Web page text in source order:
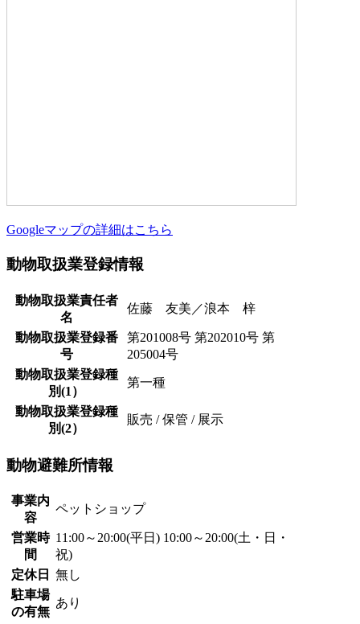
Googleマップの詳細はこちら
動物取扱業登録情報
動物取扱業責任者
名
佐藤 友美／浪本 梓
動物取扱業登録番
号
第201008号 第202010号 第
205004号
動物取扱業登録種
別(1）
第一種
動物取扱業登録種
別(2）
販売 / 保管 / 展示
動物避難所情報
事業内
容
ペットショップ
営業時
間
11:00～20:00(平日) 10:00～20:00(土・日・
祝)
定休日
無し
駐車場
の有無
あり